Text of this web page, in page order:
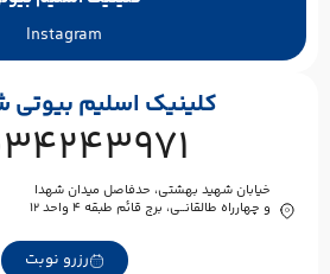
Instagram
کلینیک اسلیم بیوتی
خیابان شهید بهشتی، حدفاصل میدان شهدا
و چهارراه طالقانــی، برج قائم طبقه ۴ واحد ۱۲
رزرو نوبت